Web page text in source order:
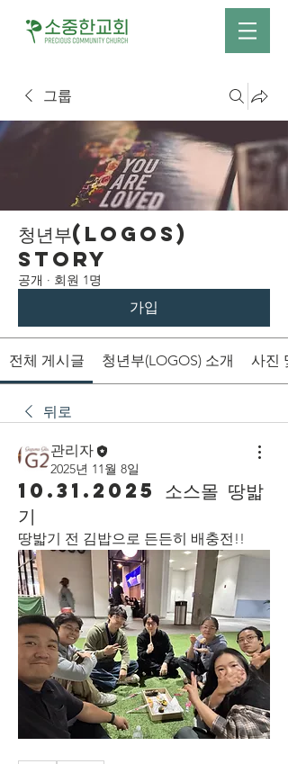
그룹
청년부(LOGOS)
Story
공개 · 회원 1명
가입
전체 게시글 청년부(LOGOS) 소개 사진
뒤로
관리자
2025년 11월 8일
10.31.2025 소스몰 땅밟
기
땅밟기 전 김밥으로 든든히 배충전!!